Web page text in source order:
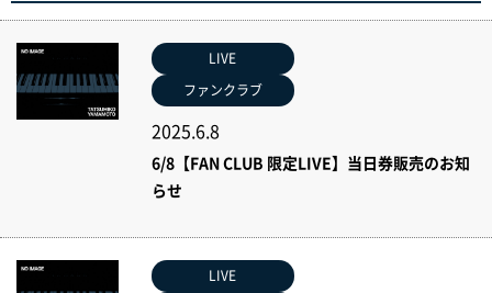
LIVE
ファンクラブ
2025.6.8
6/8【FAN CLUB 限定LIVE】当日券販売のお知
らせ
LIVE